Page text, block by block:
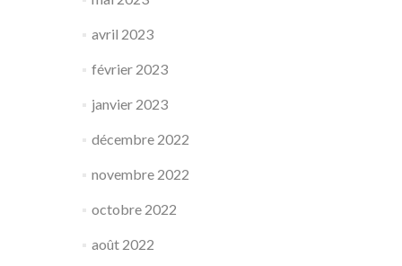
avril 2023
février 2023
janvier 2023
décembre 2022
novembre 2022
octobre 2022
août 2022